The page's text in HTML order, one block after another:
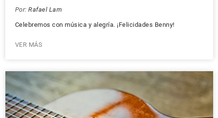
Por: Rafael Lam
Celebremos con música y alegría. ¡Felicidades Benny!
VER MÁS